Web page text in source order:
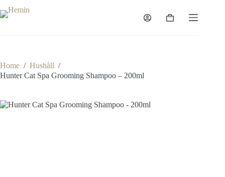
Home / Hushåll /
Hunter Cat Spa Grooming Shampoo – 200ml